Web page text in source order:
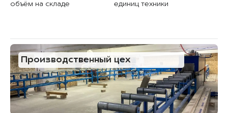
объём на складе единиц техники
Производственный цех